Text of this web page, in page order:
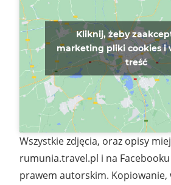
Kliknij, żeby
marketing pliki cookies i
treść
Wszystkie zdjęcia, oraz opisy
rumunia.travel.pl i na
prawem autorskim. Kopiowanie,